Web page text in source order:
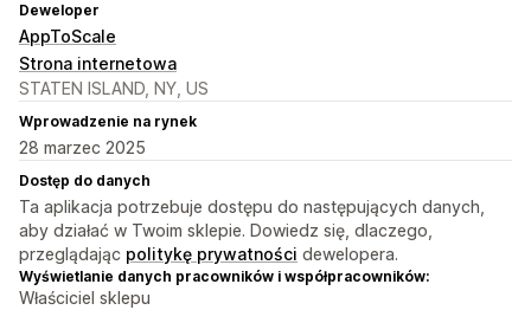
Deweloper
AppToScale
Strona internetowa
STATEN ISLAND, NY, US
Wprowadzenie na rynek
28 marzec 2025
Dostęp do danych
Ta aplikacja potrzebuje dostępu do następujących danych,
aby działać w Twoim sklepie. Dowiedz się, dlaczego,
przeglądając politykę prywatności dewelopera.
Wyświetlanie danych pracowników i współpracowników:
Właściciel sklepu